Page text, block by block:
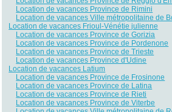
Location de vacances Province de Rimini
Location de vacances Ville métropolitaine de
Location de vacances Frioul-Vénétie julienne
Location de vacances Province de Gorizia
Location de vacances Province de Pordenone
Location de vacances Province de Trieste
Location de vacances Province d'Udine
Location de vacances Latium
Location de vacances Province de Frosinone
Location de vacances Province de Latina
Location de vacances Province de Rieti
Location de vacances Province de Viterbe